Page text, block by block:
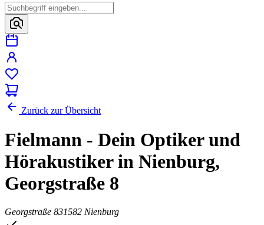
Zurück zur Übersicht
Fielmann - Dein Optiker und
Hörakustiker in Nienburg,
Georgstraße 8
Georgstraße 831582 Nienburg